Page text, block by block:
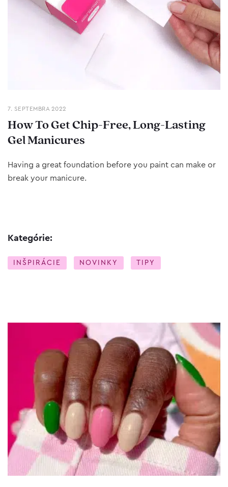
7. SEPTEMBRA 2022
How To Get Chip-Free, Long-Lasting
Gel Manicures
Having a great foundation before you paint can make or
break your manicure.
Kategórie:
INŠPIRÁCIE NOVINKY TIPY